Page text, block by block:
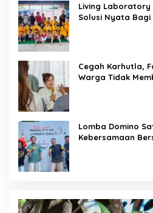
Living Laboratory
Solusi Nyata Bagi
Cegah Karhutla,
Warga Tidak
Lomba Domino
Kebersamaan